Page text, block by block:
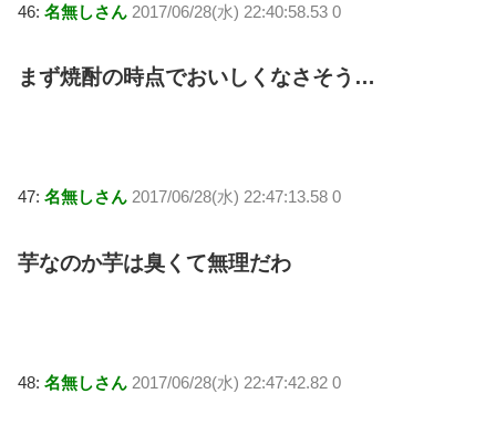
46: 名無しさん 2017/06/28(水) 22:40:58.53 0
まず焼酎の時点でおいしくなさそう…
47: 名無しさん 2017/06/28(水) 22:47:13.58 0
芋なのか芋は臭くて無理だわ
48: 名無しさん 2017/06/28(水) 22:47:42.82 0